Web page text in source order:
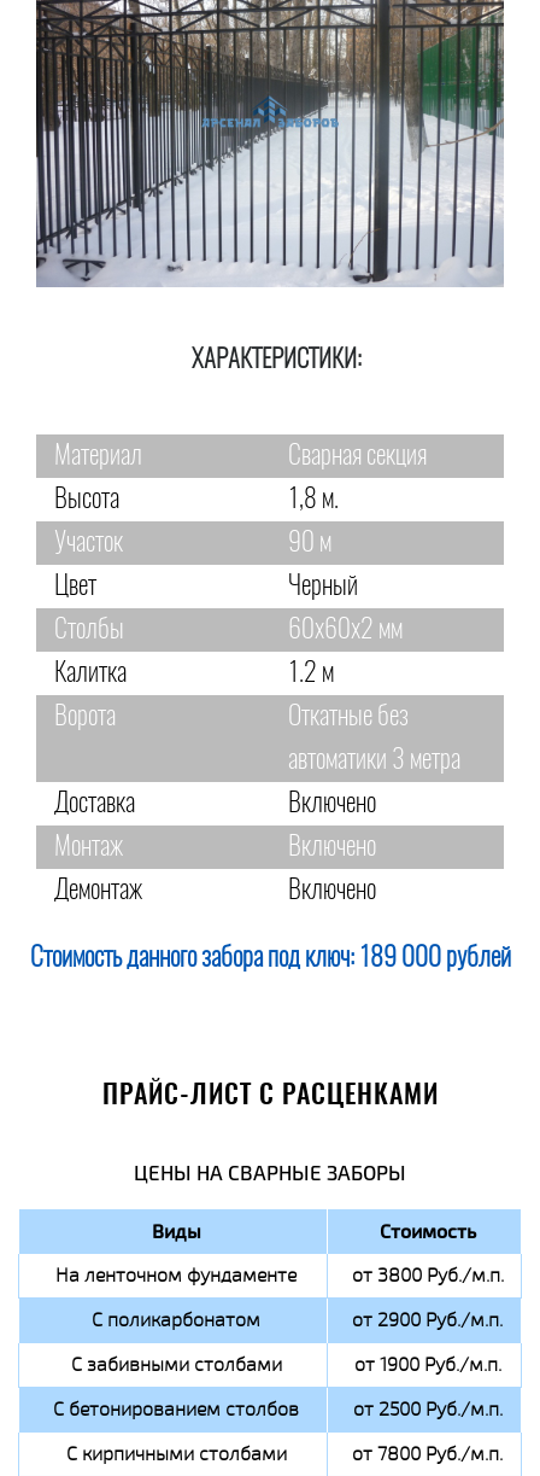
ХАРАКТЕРИСТИКИ:
Материал
Сварная секция
Высота
1,8 м.
Участок
90 м
Цвет
Черный
Столбы
60х60х2 мм
Калитка
1.2 м
Ворота
Откатные без
автоматики 3 метра
Доставка
Включено
Монтаж
Включено
Демонтаж
Включено
Стоимость данного забора под ключ: 189 000 рублей
ПРАЙС-ЛИСТ С РАСЦЕНКАМИ
ЦЕНЫ НА СВАРНЫЕ ЗАБОРЫ
Виды Стоимость
На ленточном фундаменте
от 3800 Руб./м.п.
С поликарбонатом
от 2900 Руб./м.п.
С забивными столбами
от 1900 Руб./м.п.
С бетонированием столбов
от 2500 Руб./м.п.
С кирпичными столбами
от 7800 Руб./м.п.